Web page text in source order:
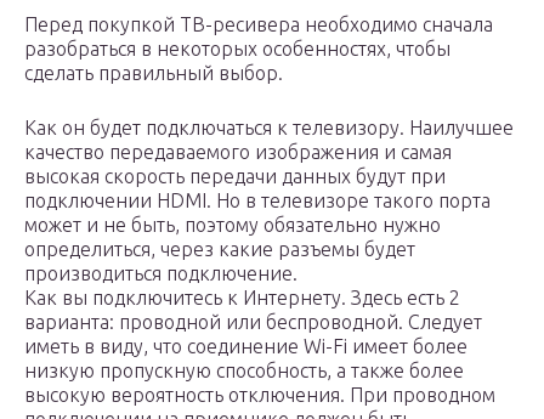
Перед покупкой ТВ-ресивера необходимо сначала
разобраться в некоторых особенностях, чтобы
сделать правильный выбор.
Как он будет подключаться к телевизору. Наилучшее
качество передаваемого изображения и самая
высокая скорость передачи данных будут при
подключении HDMI. Но в телевизоре такого порта
может и не быть, поэтому обязательно нужно
определиться, через какие разъемы будет
производиться подключение.
Как вы подключитесь к Интернету. Здесь есть 2
варианта: проводной или беспроводной. Следует
иметь в виду, что соединение Wi-Fi имеет более
низкую пропускную способность, а также более
высокую вероятность отключения. При проводном